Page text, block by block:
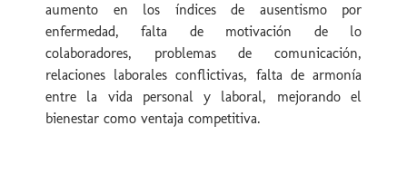
aumento en los índices de ausentismo por
enfermedad, falta de motivación de lo
colaboradores, problemas de comunicación,
relaciones laborales conflictivas, falta de armonía
entre la vida personal y laboral, mejorando el
bienestar como ventaja competitiva.